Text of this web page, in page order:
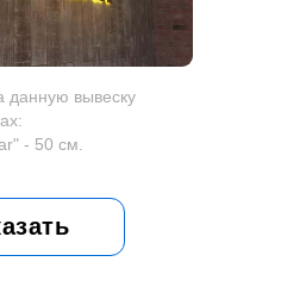
данную вывеску
- 50 см.